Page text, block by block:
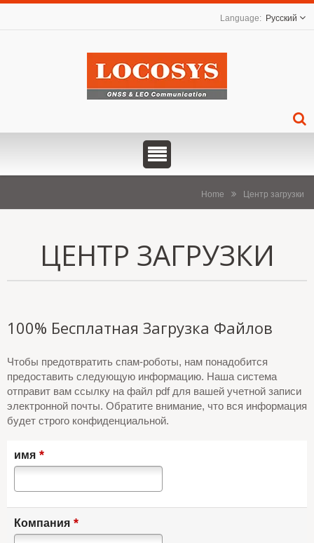
Русский
Home Центр загрузки
ЦЕНТР ЗАГРУЗКИ
100% Бесплатная Загрузка Файлов
Чтобы предотвратить спам-роботы, нам понадобится
предоставить следующую информацию. Наша система
отправит вам ссылку на файл pdf для вашей учетной записи
электронной почты. Обратите внимание, что вся информация
будет строго конфиденциальной.
имя *
Компания *